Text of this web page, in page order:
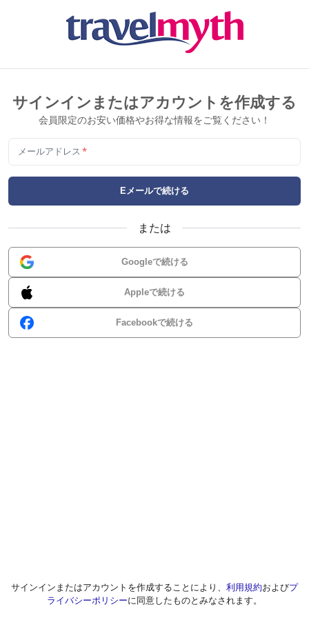
サインインまたはアカウントを作成する
会員限定のお安い価格やお得な情報をご覧ください！
メールアドレス *
Eメールで続ける
または
Googleで続ける
Appleで続ける
Facebookで続ける
サインインまたはアカウントを作成することにより、 利用規約およびプ
ライバシーポリシーに同意したものとみなされます。